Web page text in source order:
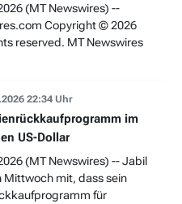
(MT Newswires) --
Copyright © 2026
reserved. MT Newswires
22:34 Uhr
im
US-Dollar
(MT Newswires) -- Jabil
mit, dass sein
für